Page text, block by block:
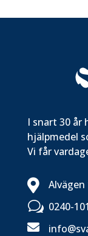
I snart 30 år
hjälpmedel
Vi får
 Alvägen
w 0240-
